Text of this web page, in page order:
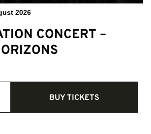
2026
CONCERT –
BUY TICKETS